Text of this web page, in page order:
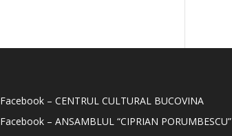
Facebook – CENTRUL CULTURAL BUCOVINA
Facebook – ANSAMBLUL “CIPRIAN PORUMBESCU”